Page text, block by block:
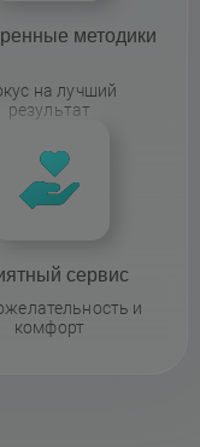
методики
на лучший
результат
сервис
и
комфорт